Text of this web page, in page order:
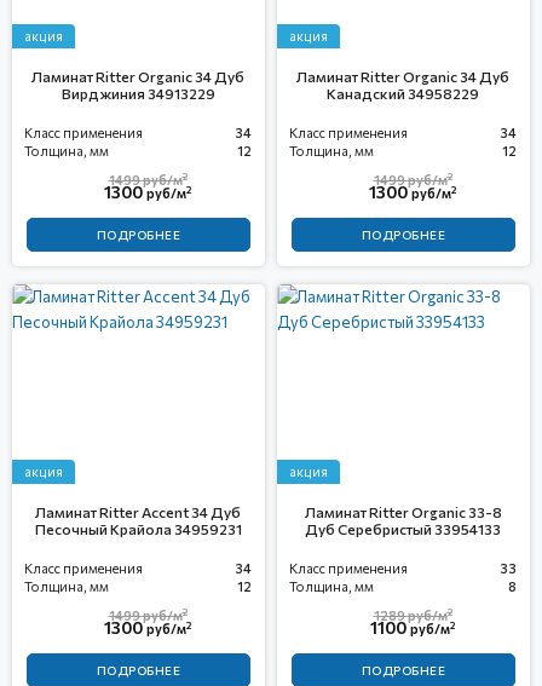
акция
Ламинат Ritter Organic 34 Дуб
Вирджиния 34913229
Класс применения
34
Толщина, мм
12
1300руб/м2
1499руб/м2
ПОДРОБНЕЕ
акция
Ламинат Ritter Organic 34 Дуб
Канадский 34958229
Класс применения
34
Толщина, мм
12
1300руб/м2
1499руб/м2
ПОДРОБНЕЕ
акция
Ламинат Ritter Accent 34 Дуб
Песочный Крайола 34959231
Класс применения
34
Толщина, мм
12
1300руб/м2
1499руб/м2
ПОДРОБНЕЕ
акция
Ламинат Ritter Organic 33-8
Дуб Серебристый 33954133
Класс применения
33
Толщина, мм
8
1100руб/м2
1289руб/м2
ПОДРОБНЕЕ